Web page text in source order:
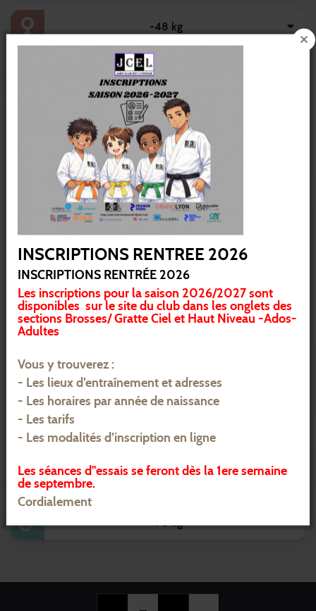
-48 kg
-60 kg
-52 kg
-57 kg
-66 kg
-73 kg
-63 kg
-81 kg
-90 kg
+70 kg
+90 kg
INSCRIPTIONS RENTREE 2026
INSCRIPTIONS RENTRÉE 2026
Les inscriptions pour la saison 2026/2027 sont
disponibles sur le site du club dans les onglets des
sections Brosses/ Gratte Ciel et Haut Niveau -Ados-
Adultes
Vous y trouverez :
- Les lieux d’entraînement et adresses
- Les horaires par année de naissance
- Les tarifs
- Les modalités d’inscription en ligne
Les séances d''essais se feront dès la 1ere semaine
de septembre.
Cordialement